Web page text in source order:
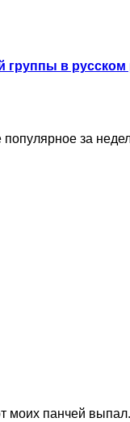
группы в
за
моих панчей